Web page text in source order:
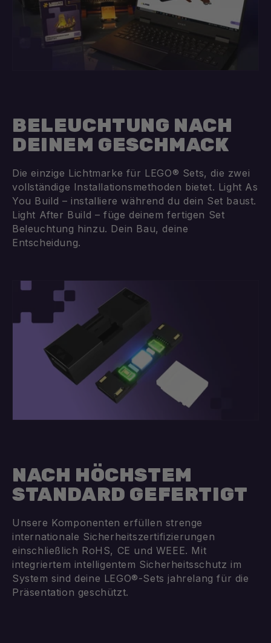
BELEUCHTUNG NACH
DEINEM GESCHMACK
Die einzige Lichtmarke für LEGO® Sets, die zwei
vollständige Installationsmethoden bietet. Light As
You Build – installiere während du dein Set baust.
Light After Build – füge deinem fertigen Set
Beleuchtung hinzu. Dein Bau, deine
Entscheidung.
NACH HÖCHSTEM
STANDARD GEFERTIGT
Unsere Komponenten erfüllen strenge
internationale Sicherheitszertifizierungen
einschließlich RoHS, CE und WEEE. Mit
integriertem intelligentem Sicherheitsschutz im
System sind deine LEGO®-Sets jahrelang für die
Präsentation geschützt.